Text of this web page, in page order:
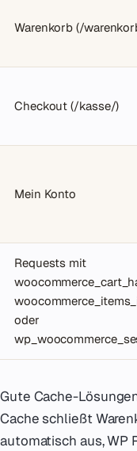
Warenkorb (/
Checkout (/kasse/)
Mein Konto
Requests mit
oder
Gute Cache-
Cache schließt
automatisch aus, WP